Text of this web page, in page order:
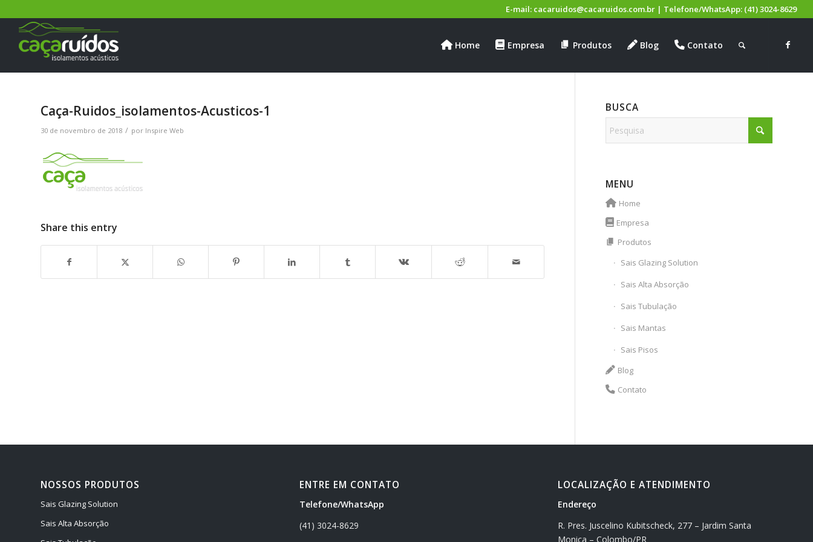
E-mail: cacaruidos@cacaruidos.com.br | Telefone/WhatsApp: (41) 3024-8629
Home Empresa Produtos Blog Contato
Caça-Ruidos_isolamentos-Acusticos-1
30 de novembro de 2018 / por Inspire Web
Share this entry
BUSCA
MENU
Home
Empresa
Produtos
Sais Glazing Solution
Sais Alta Absorção
Sais Tubulação
Sais Mantas
Sais Pisos
Blog
Contato
NOSSOS PRODUTOS
Sais Glazing Solution
Sais Alta Absorção
ENTRE EM CONTATO
Telefone/WhatsApp
(41) 3024-8629
LOCALIZAÇÃO E ATENDIMENTO
Endereço
R. Pres. Juscelino Kubitscheck, 277 – Jardim Santa
Monica – Colombo/PR